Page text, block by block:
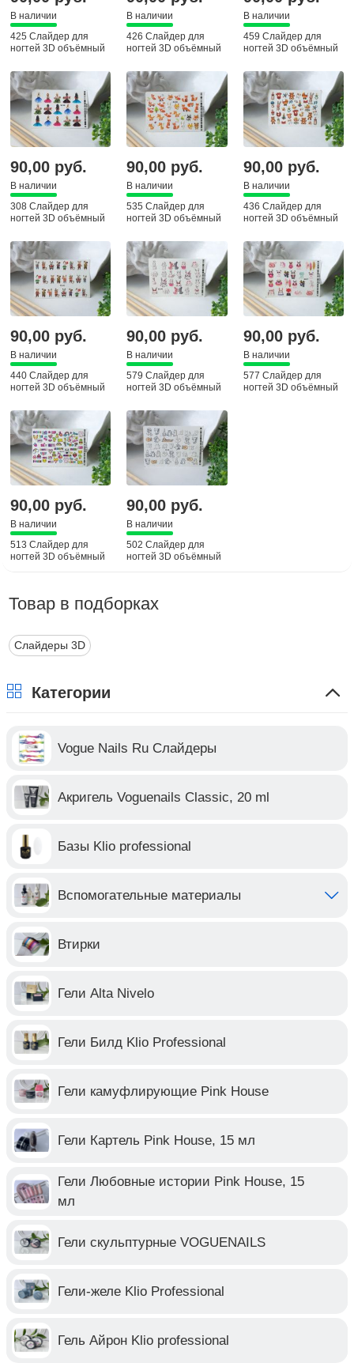
В наличии
425 Слайдер для
ногтей 3D объёмный
В наличии
426 Слайдер для
ногтей 3D объёмный
В наличии
459 Слайдер для
ногтей 3D объёмный
90,00 руб.
В наличии
308 Слайдер для
ногтей 3D объёмный
90,00 руб.
В наличии
535 Слайдер для
ногтей 3D объёмный
90,00 руб.
В наличии
436 Слайдер для
ногтей 3D объёмный
90,00 руб.
В наличии
440 Слайдер для
ногтей 3D объёмный
90,00 руб.
В наличии
579 Слайдер для
ногтей 3D объёмный
90,00 руб.
В наличии
577 Слайдер для
ногтей 3D объёмный
90,00 руб.
В наличии
513 Слайдер для
ногтей 3D объёмный
90,00 руб.
В наличии
502 Слайдер для
ногтей 3D объёмный
Товар в подборках
Слайдеры 3D
Категории
Vogue Nails Ru Слайдеры
Акригель Voguenails Classic, 20 ml
Базы Klio professional
Вспомогательные материалы
Втирки
Гели Alta Nivelo
Гели Билд Klio Professional
Гели камуфлирующие Pink House
Гели Картель Pink House, 15 мл
Гели Любовные истории Pink House, 15
мл
Гели скульптурные VOGUENAILS
Гели-желе Klio Professional
Гель Айрон Klio professional